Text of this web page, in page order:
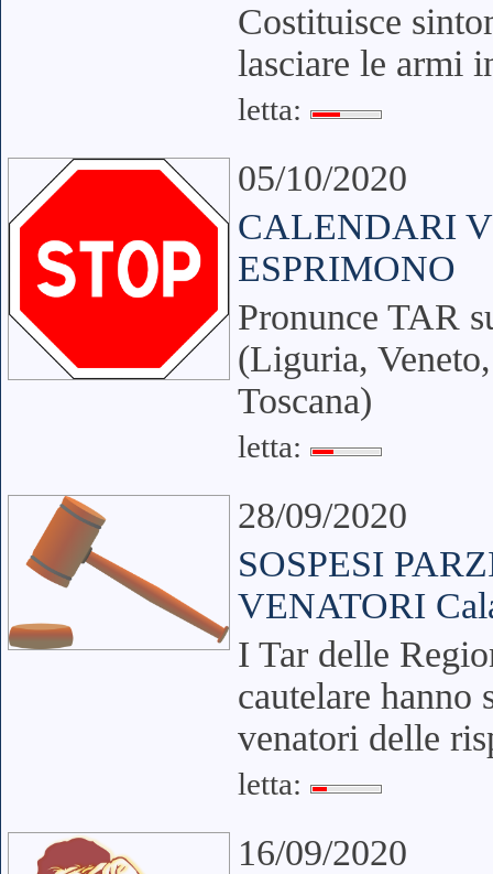
Costituisce
lasciare le armi
letta:
05/10/2020
CALENDARI
ESPRIMONO
Pronunce TAR
(Liguria,
Toscana)
letta:
28/09/2020
SOSPESI
VENATORI
I Tar delle
cautelare hanno
venatori delle
letta:
16/09/2020